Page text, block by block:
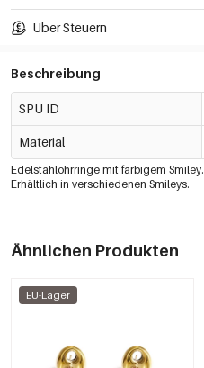
Über Steuern
Beschreibung
SPU ID
Material
Edelstahlohrringe mit farbigem Smiley.
Erhältlich in verschiedenen Smileys.
Ähnlichen Produkten
EU-Lager